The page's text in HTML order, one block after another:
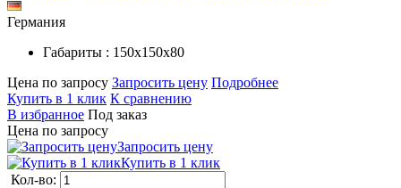
Германия
Габариты : 150х150х80
Цена по запросу Запросить цену Подробнее
Купить в 1 клик К сравнению
В избранное Под заказ
Цена по запросу
Запросить цену
Купить в 1 клик
Кол-во: